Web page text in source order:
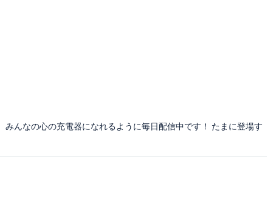
みんなの心の充電器になれるように毎日配信中です！ たまに登場す